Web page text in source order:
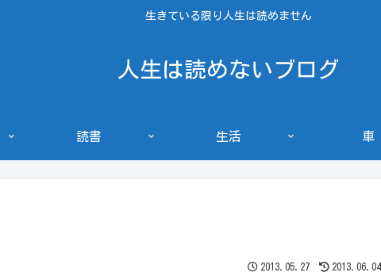
生きている限り人生は読めません
人生は読めないブログ
読書 生活 車
2013.05.27 2013.06.04